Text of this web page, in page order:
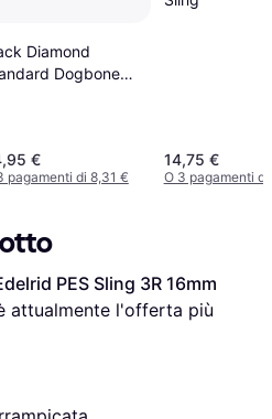
Diamond
Dogbone
€
pagamenti di 8,31 €
14,75 €
O 3 pagamenti di
PES Sling 3R 16mm
attualmente l'offerta più